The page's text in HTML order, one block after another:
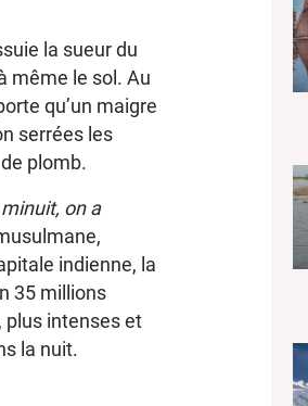
la sueur du
même le sol. Au
qu’un maigre
serrées les
plomb.
on a
indienne, la
35 millions
plus intenses et
la nuit.